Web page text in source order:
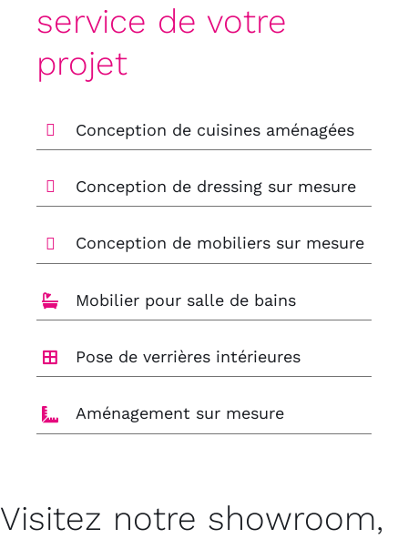
service de votre
projet
Conception de cuisines aménagées
Conception de dressing sur mesure
Conception de mobiliers sur mesure
Mobilier pour salle de bains
Pose de verrières intérieures
Aménagement sur mesure
Visitez notre showroom,